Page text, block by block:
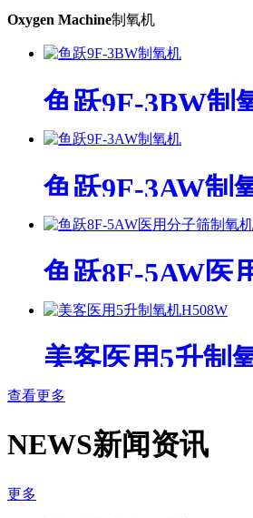
Oxygen Machine制氧机
鱼跃9F-3BW制
鱼跃9F-3AW制
鱼跃8F-5AW医
氧机
美客医用5升制
查看更多
NEWS新闻资讯
更多